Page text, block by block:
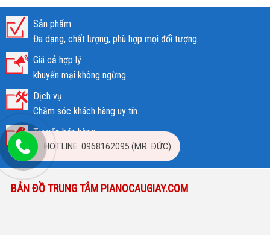
Sản phẩm
Đa dạng, chất lượng, phù hợp mọi đối tượng.
Giá cả hợp lý
khuyến mại không ngừng.
Dịch vụ
Chăm sóc khách hàng uy tín.
Tư vấn bán hàng
096.816.2095
BẢN ĐỒ TRUNG TÂM PIANOCAUGIAY.COM
HOTLINE: 0968162095 (MR. ĐỨC)